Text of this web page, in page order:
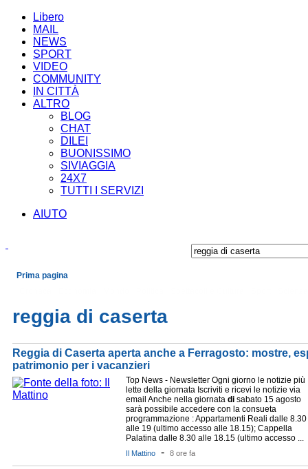
Libero
MAIL
NEWS
SPORT
VIDEO
COMMUNITY
IN CITTÀ
ALTRO
BLOG
CHAT
DILEI
BUONISSIMO
SIVIAGGIA
24X7
TUTTI I SERVIZI
AIUTO
Prima pagina
reggia di caserta
Reggia di Caserta aperta anche a Ferragosto: mostre,
patrimonio per i vacanzieri
Top News - Newsletter Ogni giorno le notizie più
lette della giornata Iscriviti e ricevi le notizie via
email Anche nella giornata di sabato 15 agosto
sarà possibile accedere con la consueta
programmazione : Appartamenti Reali dalle 8.30
alle 19 (ultimo accesso alle 18.15); Cappella
Palatina dalle 8.30 alle 18.15 (ultimo accesso ...
Il Mattino - 8 ore fa